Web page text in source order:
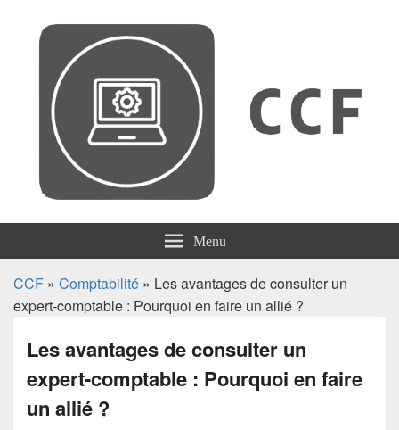
CCF Menu
CCF » Comptabilité » Les avantages de consulter un
expert-comptable : Pourquoi en faire un allié ?
Les avantages de consulter un
expert-comptable : Pourquoi en faire
un allié ?